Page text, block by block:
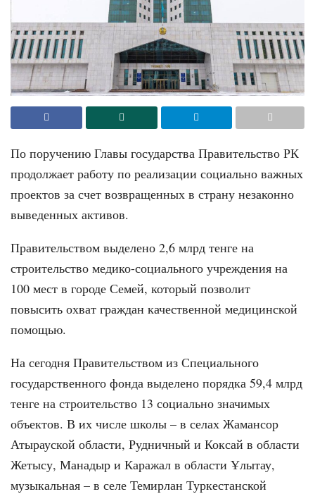
По поручению Главы государства Правительство РК
продолжает работу по реализации социально важных
проектов за счет возвращенных в страну незаконно
выведенных активов.
Правительством выделено 2,6 млрд тенге на
строительство медико-социального учреждения на
100 мест в городе Семей, который позволит
повысить охват граждан качественной медицинской
помощью.
На сегодня Правительством из Специального
государственного фонда выделено порядка 59,4 млрд
тенге на строительство 13 социально значимых
объектов. В их числе школы – в селах Жамансор
Атырауской области, Рудничный и Коксай в области
Жетысу, Манадыр и Каражал в области Ұлытау,
музыкальная – в селе Темирлан Туркестанской